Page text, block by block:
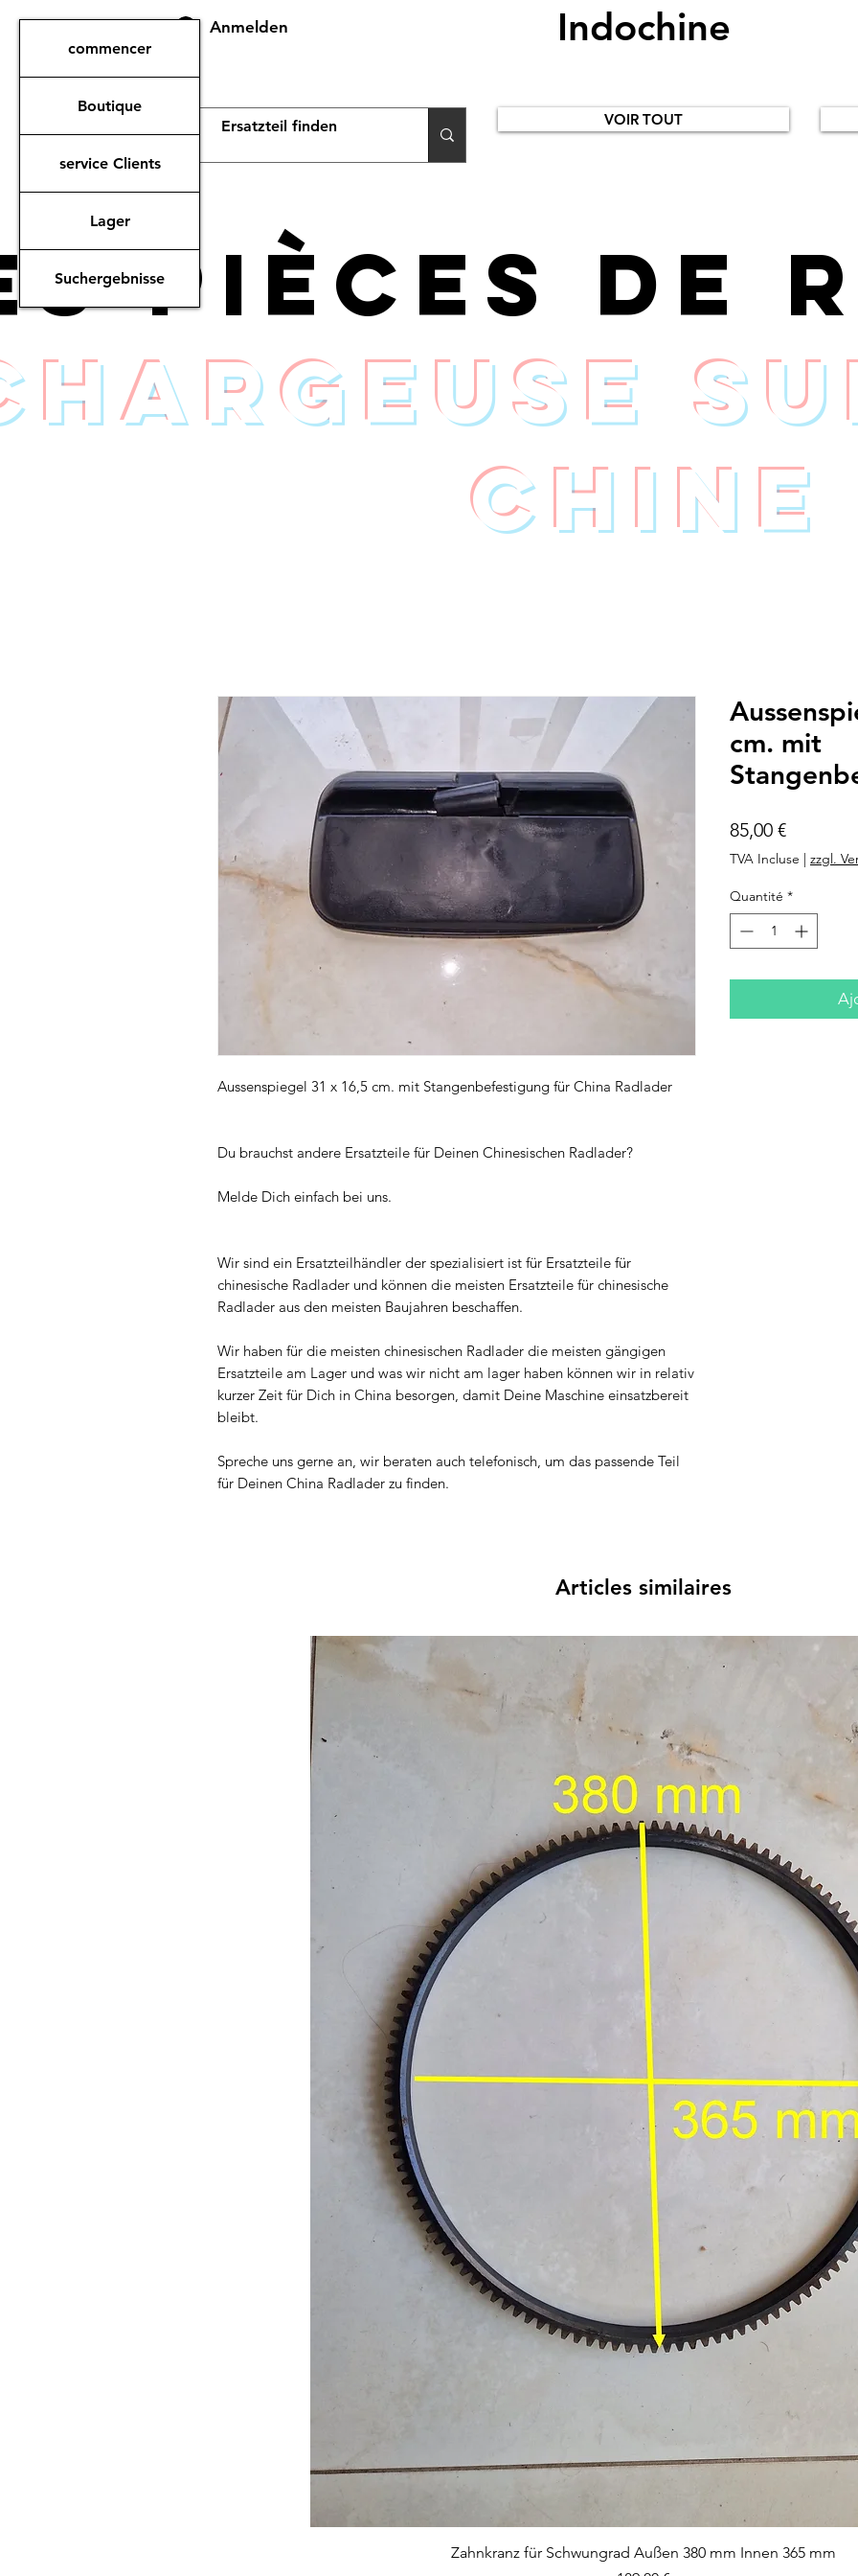
commencer
Boutique
service Clients
Lager
Suchergebnisse
Anmelden Indochine
VOIR TOUT
pièces de
Chine
Aussenspiegel 31 x 16,5 cm. mit Stangenbefestigung für China Radlader
Du brauchst andere Ersatzteile für Deinen Chinesischen Radlader?
Melde Dich einfach bei uns.
Wir sind ein Ersatzteilhändler der spezialisiert ist für Ersatzteile für
chinesische Radlader und können die meisten Ersatzteile für chinesische
Radlader aus den meisten Baujahren beschaffen.
Wir haben für die meisten chinesischen Radlader die meisten gängigen
Ersatzteile am Lager und was wir nicht am lager haben können wir in relativ
kurzer Zeit für Dich in China besorgen, damit Deine Maschine einsatzbereit
bleibt.
Spreche uns gerne an, wir beraten auch telefonisch, um das passende Teil
für Deinen China Radlader zu finden.
cm. mit
85,00 €Prix
TVA Incluse | zzgl.
Quantité *
Articles similaires
Aperçu rapide
Zahnkranz für Schwungrad Außen 380 mm Innen 365 mm